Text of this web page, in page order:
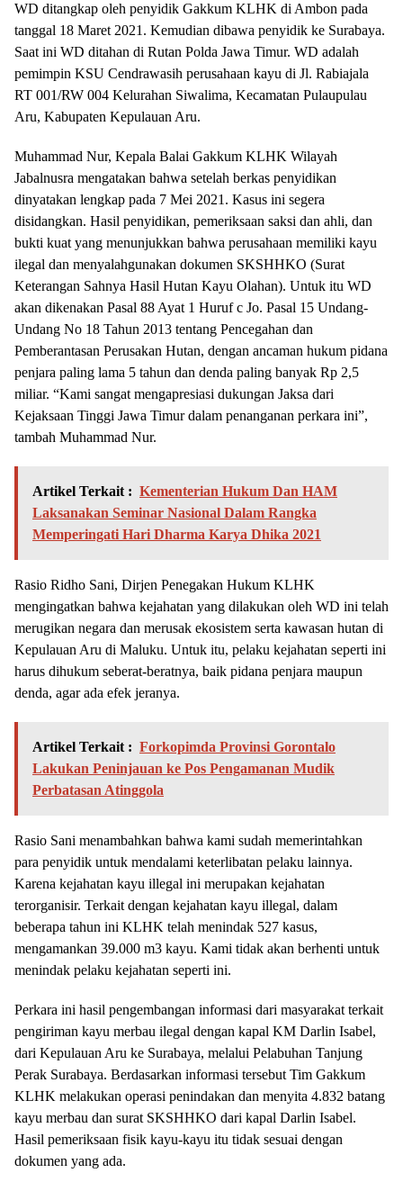
WD ditangkap oleh penyidik Gakkum KLHK di Ambon pada
tanggal 18 Maret 2021. Kemudian dibawa penyidik ke Surabaya.
Saat ini WD ditahan di Rutan Polda Jawa Timur. WD adalah
pemimpin KSU Cendrawasih perusahaan kayu di Jl. Rabiajala
RT 001/RW 004 Kelurahan Siwalima, Kecamatan Pulaupulau
Aru, Kabupaten Kepulauan Aru.
Muhammad Nur, Kepala Balai Gakkum KLHK Wilayah
Jabalnusra mengatakan bahwa setelah berkas penyidikan
dinyatakan lengkap pada 7 Mei 2021. Kasus ini segera
disidangkan. Hasil penyidikan, pemeriksaan saksi dan ahli, dan
bukti kuat yang menunjukkan bahwa perusahaan memiliki kayu
ilegal dan menyalahgunakan dokumen SKSHHKO (Surat
Keterangan Sahnya Hasil Hutan Kayu Olahan). Untuk itu WD
akan dikenakan Pasal 88 Ayat 1 Huruf c Jo. Pasal 15 Undang-
Undang No 18 Tahun 2013 tentang Pencegahan dan
Pemberantasan Perusakan Hutan, dengan ancaman hukum pidana
penjara paling lama 5 tahun dan denda paling banyak Rp 2,5
miliar. “Kami sangat mengapresiasi dukungan Jaksa dari
Kejaksaan Tinggi Jawa Timur dalam penanganan perkara ini”,
tambah Muhammad Nur.
Artikel Terkait : Kementerian Hukum Dan HAM
Laksanakan Seminar Nasional Dalam Rangka
Memperingati Hari Dharma Karya Dhika 2021
Rasio Ridho Sani, Dirjen Penegakan Hukum KLHK
mengingatkan bahwa kejahatan yang dilakukan oleh WD ini telah
merugikan negara dan merusak ekosistem serta kawasan hutan di
Kepulauan Aru di Maluku. Untuk itu, pelaku kejahatan seperti ini
harus dihukum seberat-beratnya, baik pidana penjara maupun
denda, agar ada efek jeranya.
Artikel Terkait : Forkopimda Provinsi Gorontalo
Lakukan Peninjauan ke Pos Pengamanan Mudik
Perbatasan Atinggola
Rasio Sani menambahkan bahwa kami sudah memerintahkan
para penyidik untuk mendalami keterlibatan pelaku lainnya.
Karena kejahatan kayu illegal ini merupakan kejahatan
terorganisir. Terkait dengan kejahatan kayu illegal, dalam
beberapa tahun ini KLHK telah menindak 527 kasus,
mengamankan 39.000 m3 kayu. Kami tidak akan berhenti untuk
menindak pelaku kejahatan seperti ini.
Perkara ini hasil pengembangan informasi dari masyarakat terkait
pengiriman kayu merbau ilegal dengan kapal KM Darlin Isabel,
dari Kepulauan Aru ke Surabaya, melalui Pelabuhan Tanjung
Perak Surabaya. Berdasarkan informasi tersebut Tim Gakkum
KLHK melakukan operasi penindakan dan menyita 4.832 batang
kayu merbau dan surat SKSHHKO dari kapal Darlin Isabel.
Hasil pemeriksaan fisik kayu-kayu itu tidak sesuai dengan
dokumen yang ada.